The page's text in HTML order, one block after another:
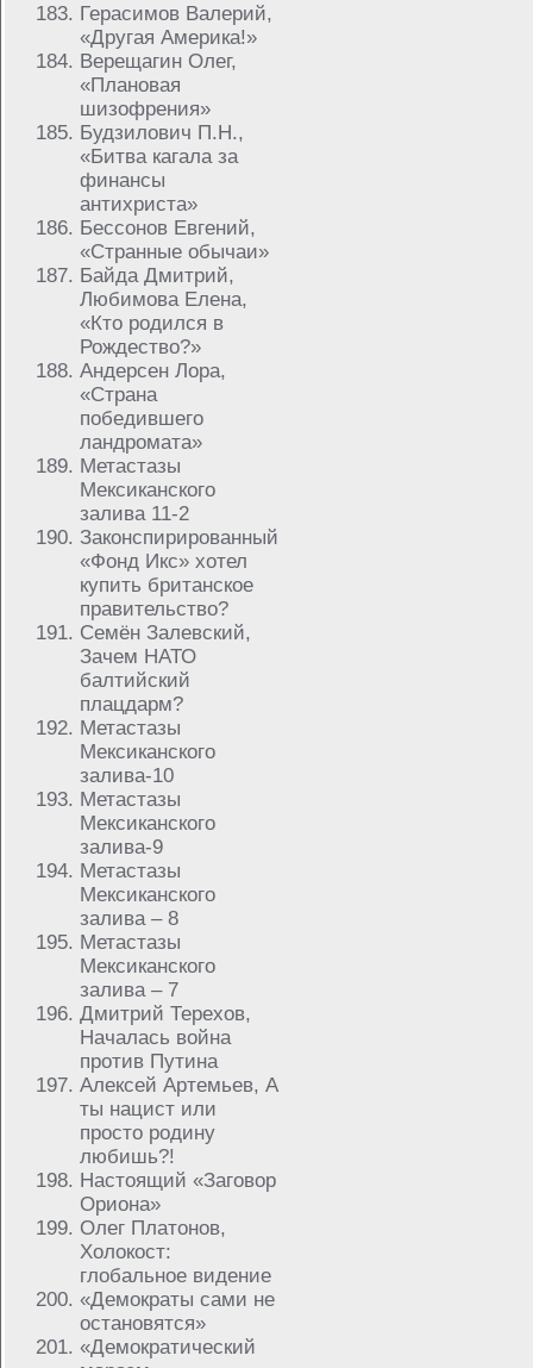
Герасимов Валерий,
«Другая Америка!»
Верещагин Олег,
«Плановая
шизофрения»
Будзилович П.Н.,
«Битва кагала за
финансы
антихриста»
Бессонов Евгений,
«Странные обычаи»
Байда Дмитрий,
Любимова Елена,
«Кто родился в
Рождество?»
Андерсен Лора,
«Страна
победившего
ландромата»
Метастазы
Мексиканского
залива 11-2
Законспирированный
«Фонд Икс» хотел
купить британское
правительство?
Семён Залевский,
Зачем НАТО
балтийский
плацдарм?
Метастазы
Мексиканского
залива-10
Метастазы
Мексиканского
залива-9
Метастазы
Мексиканского
залива – 8
Метастазы
Мексиканского
залива – 7
Дмитрий Терехов,
Началась война
против Путина
Алексей Артемьев, А
ты нацист или
просто родину
любишь?!
Настоящий «Заговор
Ориона»
Олег Платонов,
Холокост:
глобальное видение
«Демократы сами не
остановятся»
«Демократический